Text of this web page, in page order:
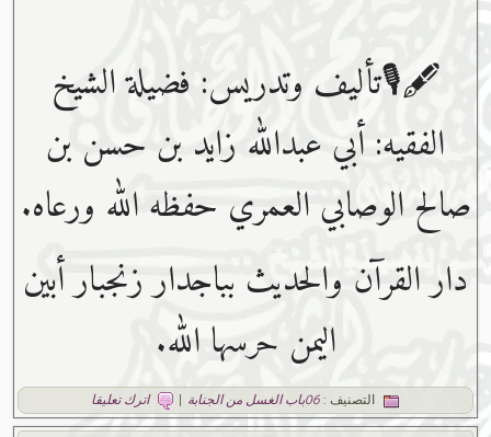
🖋🎙تأليف وتدريس: فضيلة الشيخ
الفقيه: أبي عبدﷲ زايد بن حسن بن
صالح الوصابي العمري حفظه ﷲ ورعاه.
دار القرآن والحديث بباجدار زنجبار أبين
اليمن حرسها الله.
التصنيف :06باب الغسل من الجنابة | اترك تعليقا